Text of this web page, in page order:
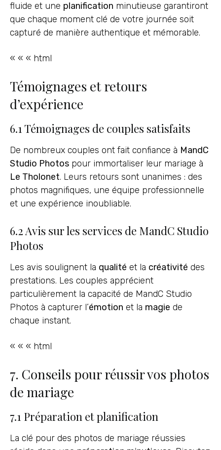
fluide et une planification minutieuse garantiront
que chaque moment clé de votre journée soit
capturé de manière authentique et mémorable.
« « « html
Témoignages et retours
d’expérience
6.1 Témoignages de couples satisfaits
De nombreux couples ont fait confiance à MandC
Studio Photos pour immortaliser leur mariage à
Le Tholonet. Leurs retours sont unanimes : des
photos magnifiques, une équipe professionnelle
et une expérience inoubliable.
6.2 Avis sur les services de MandC Studio
Photos
Les avis soulignent la qualité et la créativité des
prestations. Les couples apprécient
particulièrement la capacité de MandC Studio
Photos à capturer l’émotion et la magie de
chaque instant.
« « « html
7. Conseils pour réussir vos photos
de mariage
7.1 Préparation et planification
La clé pour des photos de mariage réussies